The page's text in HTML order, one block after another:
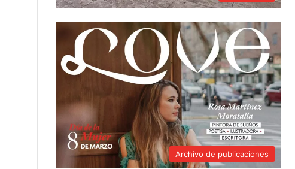
Archivo de publicaciones